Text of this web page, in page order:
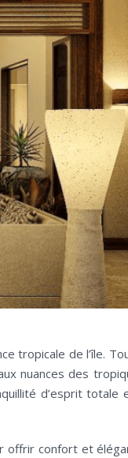
tropicale de l’île.
nuances des
d’esprit totale
offrir confort et